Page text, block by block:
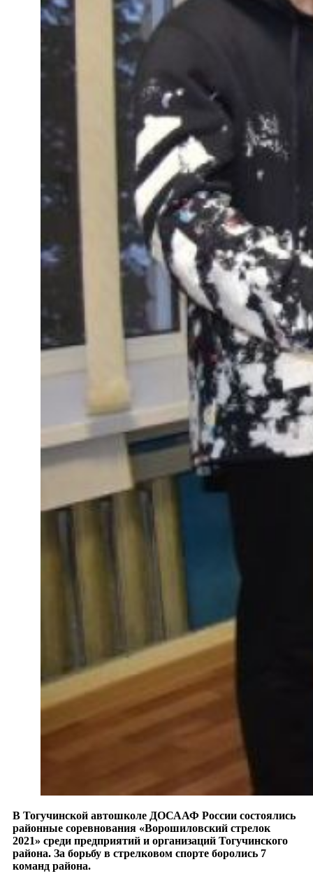
В Тогучинской автошколе ДОСААФ России состоялись
районные соревнования «Ворошиловский стрелок
2021» среди предприятий и организаций Тогучинского
района. За борьбу в стрелковом спорте боролись 7
команд района.